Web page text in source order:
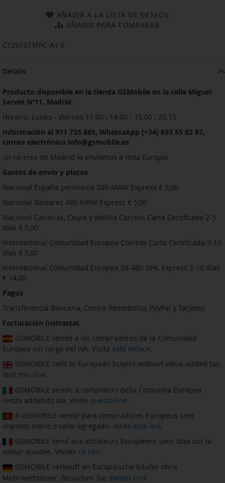
AÑADIR A LA LISTA DE DESEOS
AÑADIR PARA COMPARAR
CT2S1973FPC-A1-E
Details
Producto disponible en la tienda GSMobile en la calle Miguel
Servet Nº11, Madrid.
Horario: Lunes - Viernes 11.00 : 14.00 - 15.00 : 20.15
Información al 911 735 885, WhatsaApp (+34) 693 55 82 87,
correo electrónico info@gsmobile.es
¡Si no eres de Madrid lo enviamos a toda Europa!
Gastos de envío y plazos
Nacional España península 24h MRW Express € 5,00
Nacional Baleares 48h MRW Express € 5,00
Nacional Canarias, Ceuta y Melilla Correos Carta Certificada 2-5
días € 5,00
Internacional Comunidad Europea Correos Carta Certificada 2-10
días € 5,00
Internacional Comunidad Europea 24-48h DHL Express 2-10 días
€ 14,00
Pagos
Transferencia Bancaria, Contra Reembolso, PayPal y Tarjetas
Facturación Instrastat
GSMOBILE vende a los compradores de la Comunidad
Europea sin cargo del IVA. Visíta este enlace.
GSMOBILE sells to European buyers without value-added tax.
Visit this link.
GSMOBILE vende a compratori della Comunitá Europea
senza addebito iva. Visite questo link.
A GSMOBILE vende para compradores Europeus sem
imposto sobre o valor agregado. Visite este link.
GSMOBILE vend aux acheteurs Européens sans taxe sur la
valeur ajoutée. Visitez ce lien.
GSMOBILE verkauft an Europäische Käufer ohne
Mehrwertsteuer. Besuchen Sie diesen Link.